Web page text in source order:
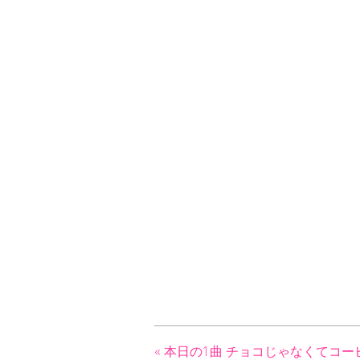
« 本日の1曲 チョコじゃなくてコ